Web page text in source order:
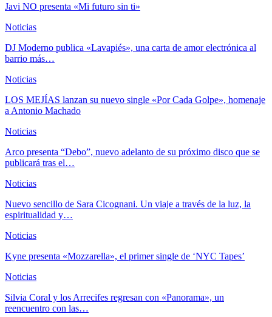
Javi NO presenta «Mi futuro sin ti»
Noticias
DJ Moderno publica «Lavapiés», una carta de amor electrónica al
barrio más…
Noticias
LOS MEJÍAS lanzan su nuevo single «Por Cada Golpe», homenaje
a Antonio Machado
Noticias
Arco presenta “Debo”, nuevo adelanto de su próximo disco que se
publicará tras el…
Noticias
Nuevo sencillo de Sara Cicognani. Un viaje a través de la luz, la
espiritualidad y…
Noticias
Kyne presenta «Mozzarella», el primer single de ‘NYC Tapes’
Noticias
Silvia Coral y los Arrecifes regresan con «Panorama», un
reencuentro con las…